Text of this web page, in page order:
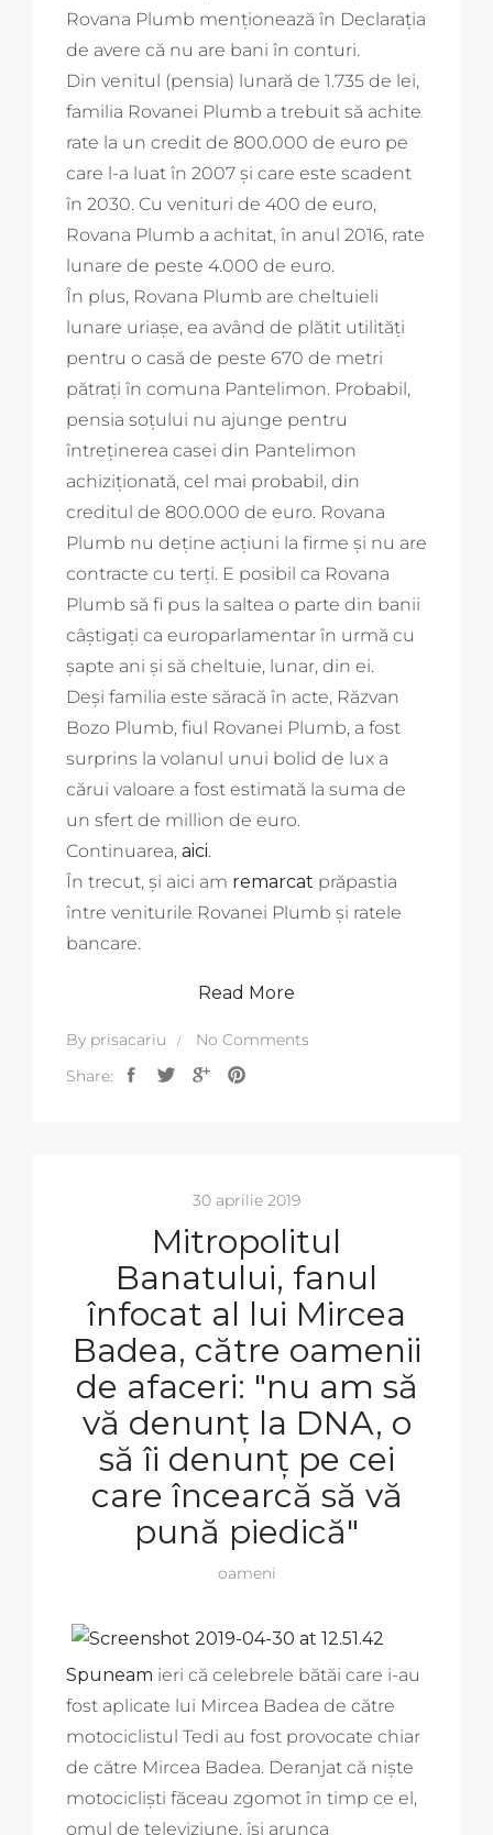
Rovana Plumb menționează în Declarația
de avere că nu are bani în conturi.
Din venitul (pensia) lunară de 1.735 de lei,
familia Rovanei Plumb a trebuit să achite
rate la un credit de 800.000 de euro pe
care l-a luat în 2007 și care este scadent
în 2030. Cu venituri de 400 de euro,
Rovana Plumb a achitat, în anul 2016, rate
lunare de peste 4.000 de euro.
În plus, Rovana Plumb are cheltuieli
lunare uriașe, ea având de plătit utilități
pentru o casă de peste 670 de metri
pătrați în comuna Pantelimon. Probabil,
pensia soțului nu ajunge pentru
întreținerea casei din Pantelimon
achiziționată, cel mai probabil, din
creditul de 800.000 de euro. Rovana
Plumb nu deține acțiuni la firme și nu are
contracte cu terți. E posibil ca Rovana
Plumb să fi pus la saltea o parte din banii
câștigați ca europarlamentar în urmă cu
șapte ani și să cheltuie, lunar, din ei.
Deși familia este săracă în acte, Răzvan
Bozo Plumb, fiul Rovanei Plumb, a fost
surprins la volanul unui bolid de lux a
cărui valoare a fost estimată la suma de
un sfert de million de euro.
Continuarea, aici.
În trecut, și aici am remarcat prăpastia
între veniturile Rovanei Plumb și ratele
bancare.
Read More
By prisacariu
No Comments
Share:
30 aprilie 2019
Mitropolitul
Banatului, fanul
înfocat al lui Mircea
Badea, către oamenii
de afaceri: "nu am să
vă denunţ la DNA, o
să îi denunţ pe cei
care încearcă să vă
pună piedică"
oameni
Spuneam ieri că celebrele bătăi care i-au
fost aplicate lui Mircea Badea de către
motociclistul Tedi au fost provocate chiar
de către Mircea Badea. Deranjat că niște
motocicliști făceau zgomot în timp ce el,
omul de televiziune, își arunca